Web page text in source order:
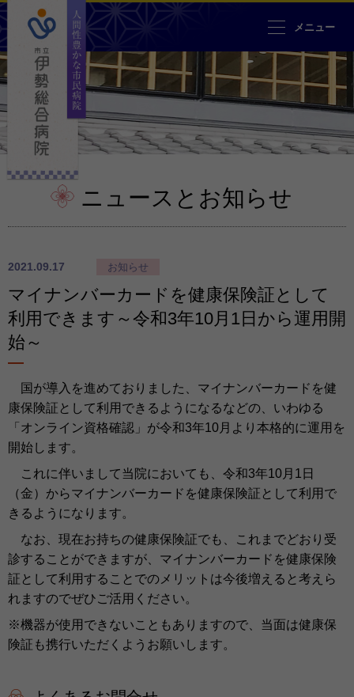
人間性豊かな市民病院 市立伊勢
メニュー
ニュースとお知らせ
2021.09.17 お知らせ
マイナンバーカードを健康保険証として
利用できます～令和3年10月1日から運用開
始～
国が導入を進めておりました、マイナンバーカードを健
康保険証として利用できるようになるなどの、いわゆる
「オンライン資格確認」が令和3年10月より本格的に運用を
開始します。
これに伴いまして当院においても、令和3年10月1日
（金）からマイナンバーカードを健康保険証として利用で
きるようになります。
なお、現在お持ちの健康保険証でも、これまでどおり受
診することができますが、マイナンバーカードを健康保険
証として利用することでのメリットは今後増えると考えら
れますのでぜひご活用ください。
※機器が使用できないこともありますので、当面は健康保
険証も携行いただくようお願いします。